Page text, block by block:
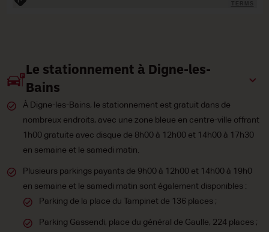
Le stationnement à Digne-les-
Bains
À Digne-les-Bains, le stationnement est gratuit dans de
nombreux endroits, avec une zone bleue en centre-ville offrant
1h00 gratuite avec disque de 8h00 à 12h00 et 14h00 à 17h30
en semaine et le samedi matin.
Plusieurs parkings payants de 9h00 à 12h00 et 14h00 à 19h0
en semaine et le samedi matin sont également disponibles :
Parking de la place du Tampinet de 136 places ;
Parking Gassendi, place du général de Gaulle, 224 places ;